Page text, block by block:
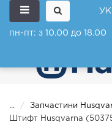
пн-пт: з 10.00 до 18.00
...
Запчастини
Штифт Husqvarna